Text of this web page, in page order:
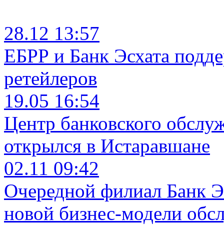
28.12 13:57
ЕБРР и Банк Эсхата
ретейлеров
19.05 16:54
Центр банковского
открылся в Истаравшане
02.11 09:42
Очередной филиал Банк
новой бизнес-модели